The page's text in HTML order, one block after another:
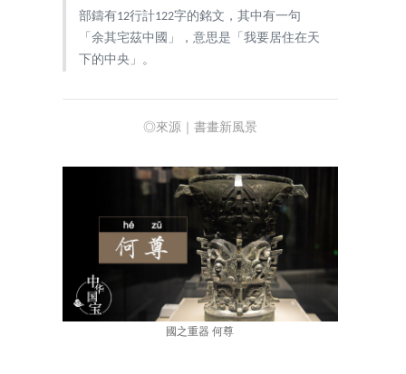
部鑄有12行計122字的銘文，其中有一句
「余其宅茲中國」，意思是「我要居住在天
下的中央」。
◎來源｜書畫新風景
國之重器 何尊